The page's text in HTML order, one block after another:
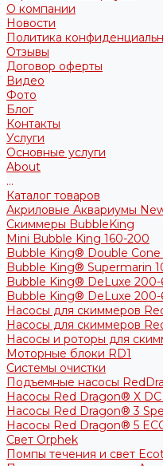
О компании
Новости
Политика
Отзывы
Договор оферты
Видео
Фото
Блог
Контакты
Услуги
Основные услуги
About
...
Каталог товаров
Акриловые Аквариумы
Скиммеры BubbleKing
Mini Bubble King 160-200
Bubble King® Double Cone
Bubble King® Supermarin
Bubble King® DeLuxe 200-
Bubble King® DeLuxe
Насосы для скиммеров
Насосы для скиммеров
Насосы и роторы для
Моторные блоки RD1
Системы очистки
Подъемные насосы
Насосы Red Dragon® X DC
Насосы Red Dragon® 3
Насосы Red Dragon® 5
Свет Orphek
Помпы течения и свет